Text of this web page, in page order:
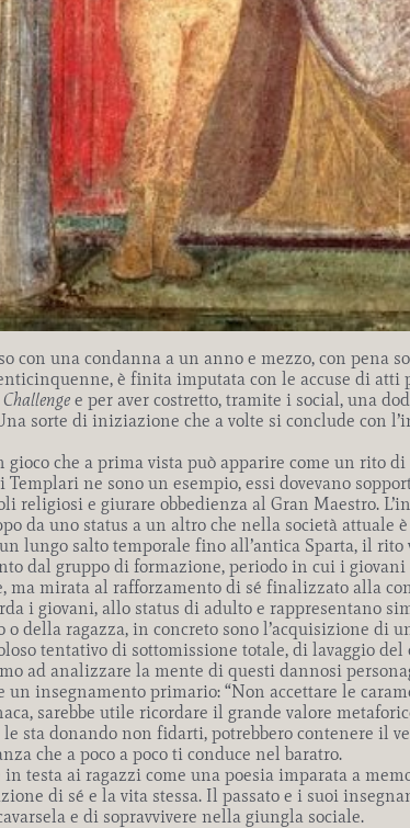
con una condanna a un anno e mezzo, con pena
è finita imputata con le accuse di atti
e per aver costretto, tramite i social, una
sorte di iniziazione che a volte si conclude con
che a prima vista può apparire come un rito
ne sono un esempio, essi dovevano
religiosi e giurare obbedienza al Gran Maestro.
da uno status a un altro che nella società
lungo salto temporale fino all’antica Sparta, il
dal gruppo di formazione, periodo in cui i
ma mirata al rafforzamento di sé finalizzato alla
i giovani, allo status di adulto e rappresentano
della ragazza, in concreto sono l’acquisizione di
tentativo di sottomissione totale, di lavaggio
ad analizzare la mente di questi dannosi
insegnamento primario: “Non accettare le
sarebbe utile ricordare il grande valore
sta donando non fidarti, potrebbero contenere il
che a poco a poco ti conduce nel baratro.
testa ai ragazzi come una poesia imparata a
di sé e la vita stessa. Il passato e i suoi
e di sopravvivere nella giungla sociale.